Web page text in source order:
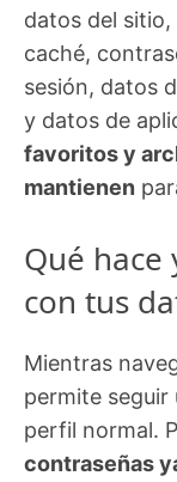
datos del sitio,
caché,
sesión, datos
y datos de
favoritos y
mantienen
Qué hace
con tus
Mientras
permite seguir
perfil normal.
contraseñas